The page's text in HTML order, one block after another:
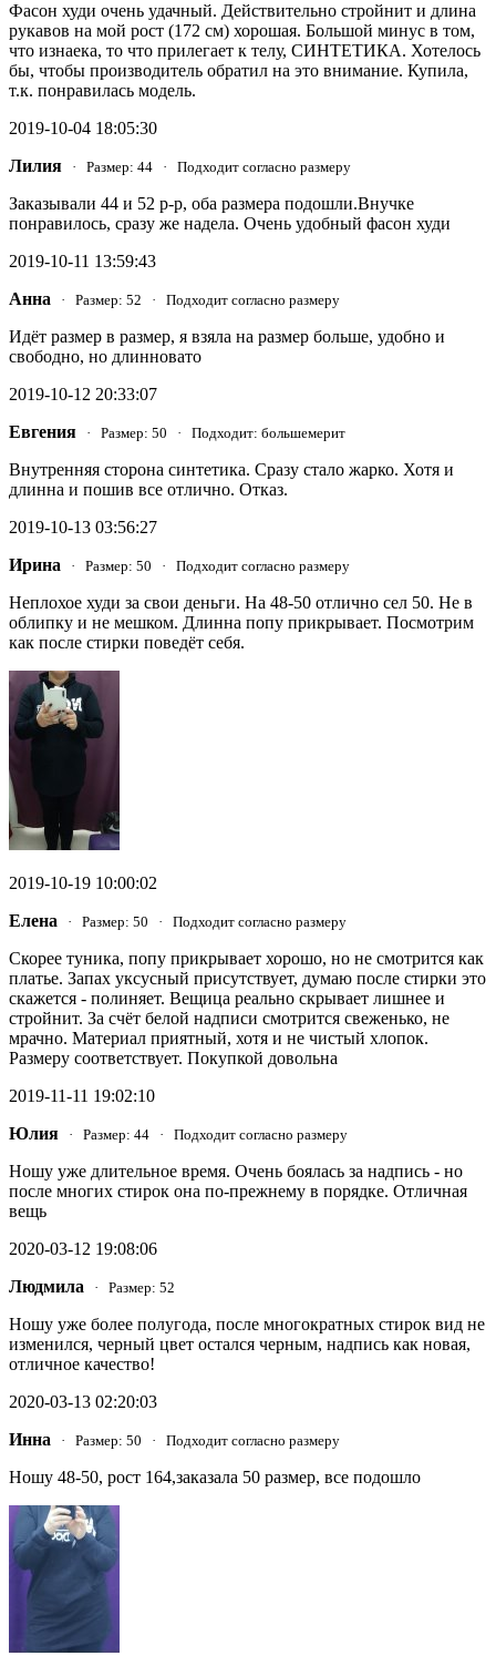
Фасон худи очень удачный. Действительно стройнит и длина
рукавов на мой рост (172 см) хорошая. Большой минус в том,
что изнаека, то что прилегает к телу, СИНТЕТИКА. Хотелось
бы, чтобы производитель обратил на это внимание. Купила,
т.к. понравилась модель.
2019-10-04 18:05:30
Лилия · Размер: 44 · Подходит согласно размеру
Заказывали 44 и 52 р-р, оба размера подошли.Внучке
понравилось, сразу же надела. Очень удобный фасон худи
2019-10-11 13:59:43
Анна · Размер: 52 · Подходит согласно размеру
Идёт размер в размер, я взяла на размер больше, удобно и
свободно, но длинновато
2019-10-12 20:33:07
Евгения · Размер: 50 · Подходит: большемерит
Внутренняя сторона синтетика. Сразу стало жарко. Хотя и
длинна и пошив все отлично. Отказ.
2019-10-13 03:56:27
Ирина · Размер: 50 · Подходит согласно размеру
Неплохое худи за свои деньги. На 48-50 отлично сел 50. Не в
облипку и не мешком. Длинна попу прикрывает. Посмотрим
как после стирки поведёт себя.
2019-10-19 10:00:02
Елена · Размер: 50 · Подходит согласно размеру
Скорее туника, попу прикрывает хорошо, но не смотрится как
платье. Запах уксусный присутствует, думаю после стирки это
скажется - полиняет. Вещица реально скрывает лишнее и
стройнит. За счёт белой надписи смотрится свеженько, не
мрачно. Материал приятный, хотя и не чистый хлопок.
Размеру соответствует. Покупкой довольна
2019-11-11 19:02:10
Юлия · Размер: 44 · Подходит согласно размеру
Ношу уже длительное время. Очень боялась за надпись - но
после многих стирок она по-прежнему в порядке. Отличная
вещь
2020-03-12 19:08:06
Людмила · Размер: 52
Ношу уже более полугода, после многократных стирок вид не
изменился, черный цвет остался черным, надпись как новая,
отличное качество!
2020-03-13 02:20:03
Инна · Размер: 50 · Подходит согласно размеру
Ношу 48-50, рост 164,заказала 50 размер, все подошло